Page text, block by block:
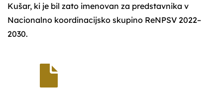
Kušar, ki je bil zato imenovan za predstavnika v
Nacionalno koordinacijsko skupino ReNPSV 2022–
2030.